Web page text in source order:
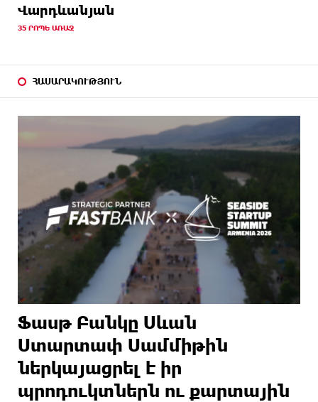
14 ԺԱՄ
15 ԺԱՄ
ԱՌԱՋ
Ռուսական ԱԹՍ-ներ արտադրող ընկերության
4 մեդալ՝ մաթեմատիկական միջազգային
ուսանողական օլիմպիադայում
Հայրենիքի զգացողությունը հողի նկատմամբ
պետք է լինի ոչ թե թշնամության, այլ
բարեկամության հիմքը. Էդգար Ղազարյան
15 ԺԱՄ
ԱՌԱՋ
Պեղումներ և նոր բացահայտում Հին
Խնձորեսկում
16 ԺԱՄ
Սալահը կարիերան կշարունակի Թուրքիայում
ԱՌԱՋ
Երևանում. բացահայտվել է «Տեսլայով»
հանցավոր խումբը
Վարդևանյան
35 ՐՈՊԵ ԱՌԱՋ
ՀԱՍԱՐԱԿՈՒԹՅՈՒՆ
Ֆասթ Բանկը Սևան
Ստարտափ Սամմիթին
ներկայացրել է իր
պրոդուկտներն ու քարտային